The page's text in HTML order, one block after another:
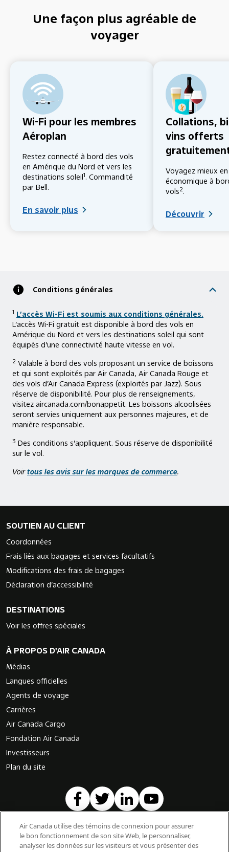
Une façon plus agréable de
voyager
Wi-Fi pour les membres
Aéroplan
Restez connecté à bord des vols
en Amérique du Nord et vers les
destinations soleil1. Commandité
par Bell.
En savoir plus
Collations,
vins offerts
Voyagez mieux
économique à
vols2.
Découvrir
Conditions générales
1 L’accès Wi-Fi est soumis aux conditions générales.
L’accès Wi-Fi gratuit est disponible à bord des vols en
Amérique du Nord et vers les destinations soleil qui sont
équipés d’une connectivité haute vitesse en vol.
2 Valable à bord des vols proposant un service de boissons
et qui sont exploités par Air Canada, Air Canada Rouge et
des vols d’Air Canada Express (exploités par Jazz). Sous
réserve de disponibilité. Pour plus de renseignements,
visitez aircanada.com/bonappetit. Les boissons alcoolisées
seront servies uniquement aux personnes majeures, et de
manière responsable.
3 Des conditions s’appliquent. Sous réserve de disponibilité
sur le vol.
Voirtous les avis sur les marques de commerce.
SOUTIEN AU CLIENT
Coordonnées
Frais liés aux bagages et services facultatifs
Modifications des frais de bagages
Déclaration d’accessibilité
DESTINATIONS
Voir les offres spéciales
À PROPOS D'AIR CANADA
Médias
Langues officielles
Agents de voyage
Carrières
Air Canada Cargo
Fondation Air Canada
Investisseurs
Plan du site
Vols vers pays/région | Vols vers villes |
Vols pays/région à pays/région | Vols villes à villes
Air Canada utilise des témoins de connexion pour assurer
le bon fonctionnement de son site Web, le personnaliser,
analyser les données sur les visiteurs et vous présenter des